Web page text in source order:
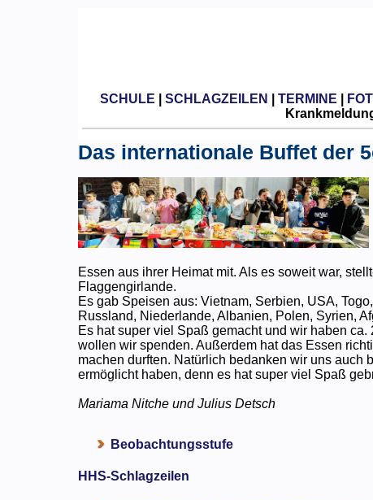
SCHULE SCHLAGZEILEN TERMINE
Das internationale Buffet der
Essen aus ihrer Heimat mit. Als es soweit war,
Flaggengirlande.
Es gab Speisen aus: Vietnam, Serbien, USA,
Russland, Niederlande, Albanien, Polen, Syrien,
Es hat super viel Spaß gemacht und wir haben
wollen wir spenden. Außerdem hat das Essen
machen durften. Natürlich bedanken wir uns
ermöglicht haben, denn es hat super viel Spaß
Mariama Nitche und Julius Detsch
Beobachtungsstufe
HHS-Schlagzeilen